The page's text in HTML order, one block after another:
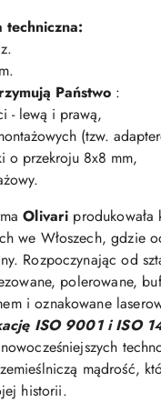
techniczna:
.
Państwo :
- lewą i prawą,
(tzw.
o przekroju 8x8 mm,
Olivari produkowała
we Włoszech, gdzie
Rozpoczynając od
polerowane,
i oznakowane
ISO 9001 i ISO
mądrość,
historii.